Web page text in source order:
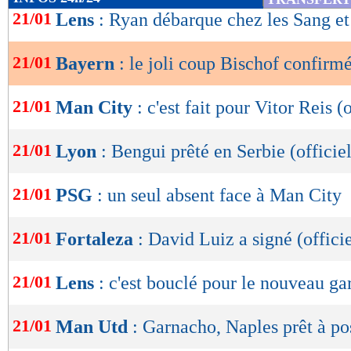
de
OK
21/01 Lens : Ryan débarque chez les Sang
21/01 Bayern : le joli coup Bischof
21/01 Man City : c'est fait pour Vitor Reis
21/01 Lyon : Bengui prêté en Serbie
21/01 PSG : un seul absent face à Man City
21/01 Fortaleza : David Luiz a signé
21/01 Lens : c'est bouclé pour le nouveau
21/01 Man Utd : Garnacho, Naples prêt à